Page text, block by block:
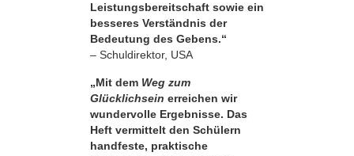
Leistungsbereitschaft sowie ein
besseres Verständnis der
Bedeutung des Gebens.“
– Schuldirektor, USA
„Mit dem Weg zum
Glücklichsein erreichen wir
wundervolle Ergebnisse. Das
Heft vermittelt den Schülern
handfeste, praktische